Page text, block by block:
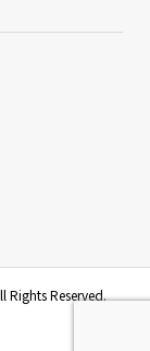
Rights Reserved.